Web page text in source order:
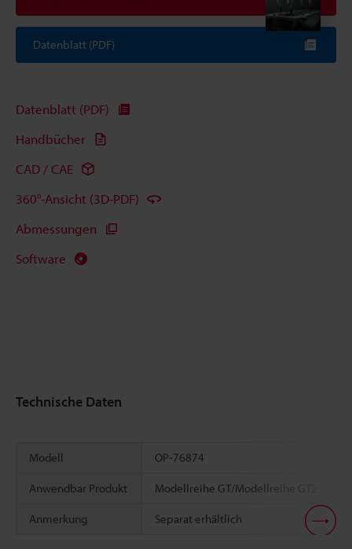
Datenblatt (PDF)
Datenblatt (PDF)
Handbücher
CAD / CAE
360°-Ansicht (3D-PDF)
Abmessungen
Software
Technische Daten
Modell OP-76874
Anwendbar Produkt Modellreihe GT/Modellreihe GT2
Anmerkung Separat erhältlich